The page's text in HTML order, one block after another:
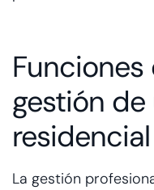
Funciones
gestión
residencial
La gestión